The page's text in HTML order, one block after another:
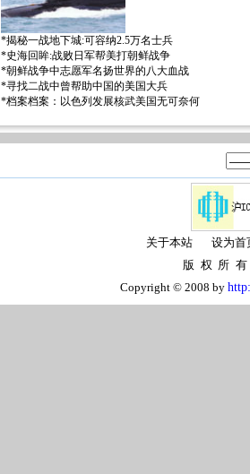
*揭秘一战地下城:可容纳2.5万名士兵
*史海回眸:战败日军帮美打朝鲜战争
*朝鲜战争中志愿军名扬世界的八大血战
*寻找二战中曾帮助中国的美国大兵
*档案档案：以色列发展核武美国无可奈何